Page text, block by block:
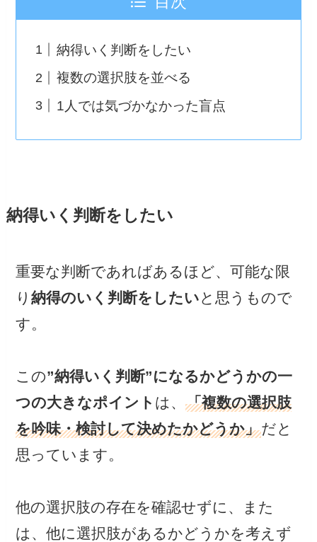
納得いく判断をしたい
複数の選択肢を並べる
1人では気づかなかった盲点
納得いく判断をしたい
重要な判断であればあるほど、可能な限
り納得のいく判断をしたいと思うもので
す。
この”納得いく判断”になるかどうかの一
つの大きなポイント は、「複数の選択肢
を吟味・検討して決めたかどうか」だと
思っています。
他の選択肢の存在を確認せずに、また
は、他に選択肢があるかどうかを考えず